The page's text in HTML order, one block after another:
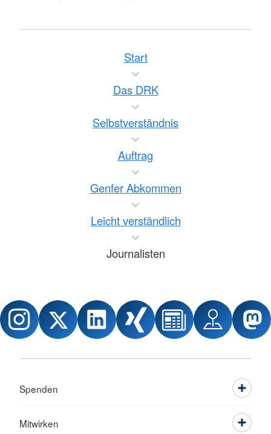
Start
Das DRK
Selbstverständnis
Auftrag
Genfer Abkommen
Leicht verständlich
Journalisten
Spenden
Mitwirken